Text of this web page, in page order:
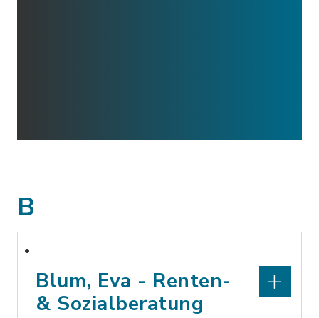
B
Blum, Eva - Renten-
& Sozialberatung